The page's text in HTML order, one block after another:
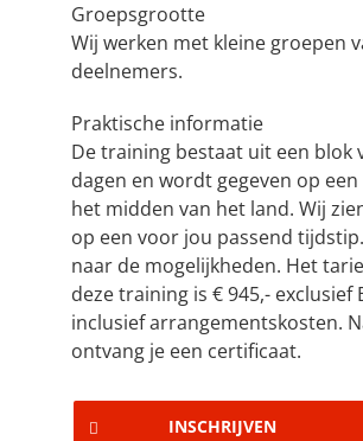
Groepsgrootte
Wij werken met kleine groepen
deelnemers.
Praktische informatie
De training bestaat uit een blok
dagen en wordt gegeven op
het midden van het land. Wij
op een voor jou passend
naar de mogelijkheden. Het
deze training is € 945,- exclusief
inclusief arrangementskosten.
ontvang je een certificaat.
INSCHRIJVEN